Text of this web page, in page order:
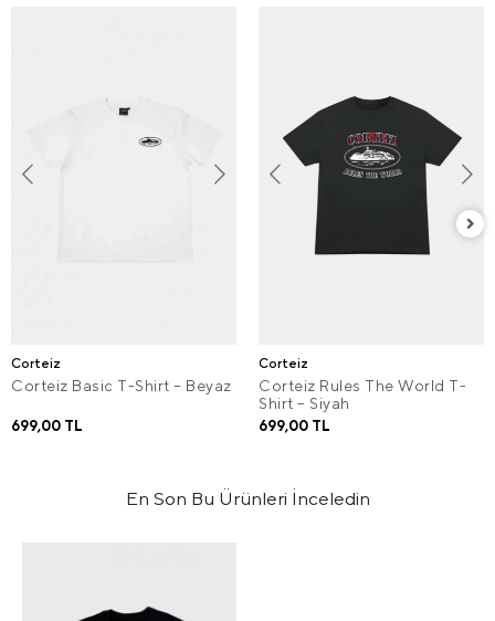
Corteiz
Corteiz Basic T-Shirt – Beyaz
699,00 TL
Corteiz
Corteiz Rules The World T-
Shirt – Siyah
699,00 TL
En Son Bu Ürünleri İnceledin